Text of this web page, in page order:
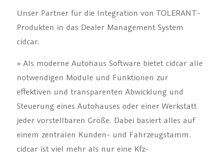
Unser Partner für die Integration von TOLERANT-
Produkten in das Dealer Management System
cidcar.
» Als moderne Autohaus Software bietet cidcar alle
notwendigen Module und Funktionen zur
effektiven und transparenten Abwicklung und
Steuerung eines Autohauses oder einer Werkstatt
jeder vorstellbaren Größe. Dabei basiert alles auf
einem zentralen Kunden- und Fahrzeugstamm.
cidcar ist viel mehr als nur eine Kfz-